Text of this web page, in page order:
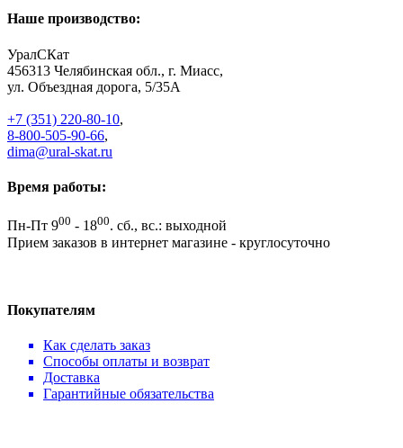
Наше производство:
УралСКат
456313 Челябинская обл., г. Миасс,
ул. Объездная дорога, 5/35А
+7 (351) 220-80-10,
8-800-505-90-66,
dima@ural-skat.ru
Время работы:
Пн-Пт 900 - 1800. сб., вс.: выходной
Прием заказов в интернет магазине - круглосуточно
Покупателям
Как сделать заказ
Способы оплаты и возврат
Доставка
Гарантийные обязательства